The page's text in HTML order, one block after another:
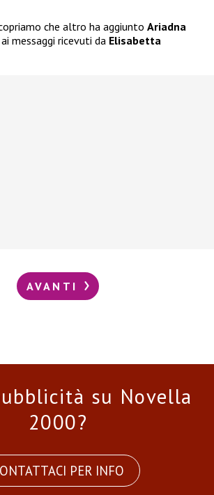
che altro ha aggiunto Ariadna
messaggi ricevuti da Elisabetta
AVANTI
su Novella
2000?
PER INFO